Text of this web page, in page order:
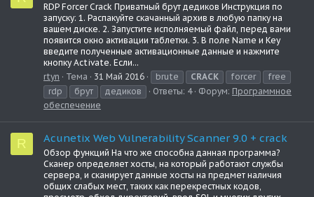
RDP Forcer Сrack Приватный брут дедиков Инструкция по
запуску: 1. Распакуйте скачанный архив в любую папку на
вашем диске. 2. Запустите исполняемый файл, перед вами
появится окно активации таблетки. 3. В поле Name и Key
введите полученные активационные данные и нажмите
кнопку Activate. Если...
rtyn
Тема 31 Май 2016 brute CRACK forcer
free
rdp
брут дедиков Ответы: 4 Форум: Программное
обеспечение
R Acunetix Web Vulnerability Scanner 9.0 + crack
Обзор функций На что же способна данная программа?
Сканер определяет хосты, на который работают службы
сервера, и сканирует данные хосты на предмет наличия
общих слабых мест, таких как перекрестных кодов,